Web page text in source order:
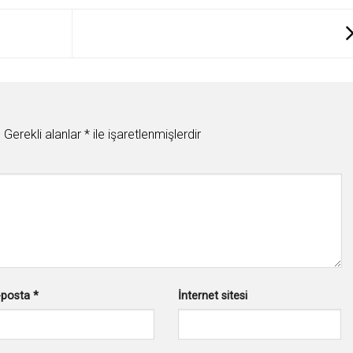
Gerekli alanlar * ile işaretlenmişlerdir
* İnternet sitesi